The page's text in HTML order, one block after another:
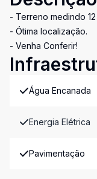
- Terreno medindo
- Ótima localização.
- Venha Conferir!
Água Encanada
Energia Elétrica
Pavimentação